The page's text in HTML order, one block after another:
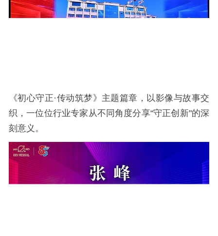
《初心守正·传动筑梦》主题篇章，以影像与故事交
织，一位位行业专家从不同角度分享“守正创新"的深
刻意义。